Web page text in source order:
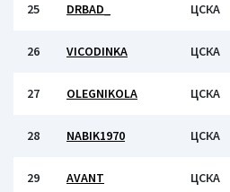
25 DRBAD_ ЦСКА
26 VICODINKA ЦСКА
27 OLEGNIKOLA ЦСКА
28 NABIK1970 ЦСКА
29 AVANT ЦСКА